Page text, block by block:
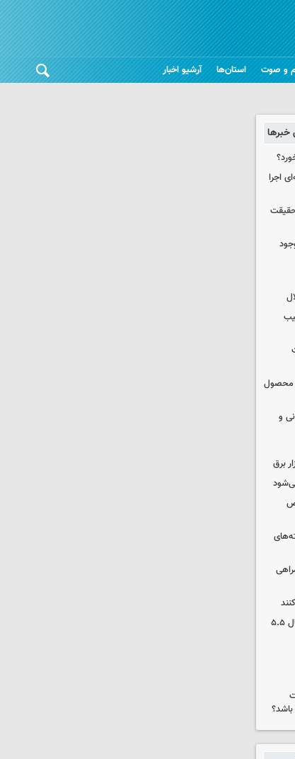
و صوت استان‌ها آرشیو اخبار
خبرها
اجرا
حقیقت
سازمان غذا و دارو برای جمع‌آوری ۳ محصول
و
برق
بورس دوباره رکورد زد/ شاخص کل وارد کانال ۵.۵